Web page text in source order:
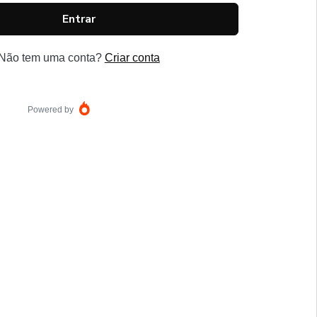
Entrar
tem uma conta? Criar conta
Powered by